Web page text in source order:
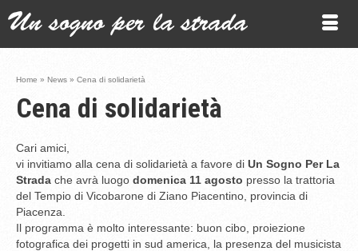
Home » News » Cena di solidarietà
Cena di solidarietà
Cari amici,
vi invitiamo alla cena di solidarietà a favore di Un Sogno Per La
Strada che avrà luogo domenica 11 agosto presso la trattoria
del Tempio di Vicobarone di Ziano Piacentino, provincia di
Piacenza.
Il programma è molto interessante: buon cibo, proiezione
fotografica dei progetti in sud america, la presenza del musicista